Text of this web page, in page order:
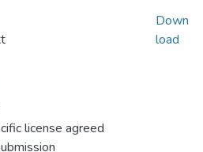
license agreed
Down
load